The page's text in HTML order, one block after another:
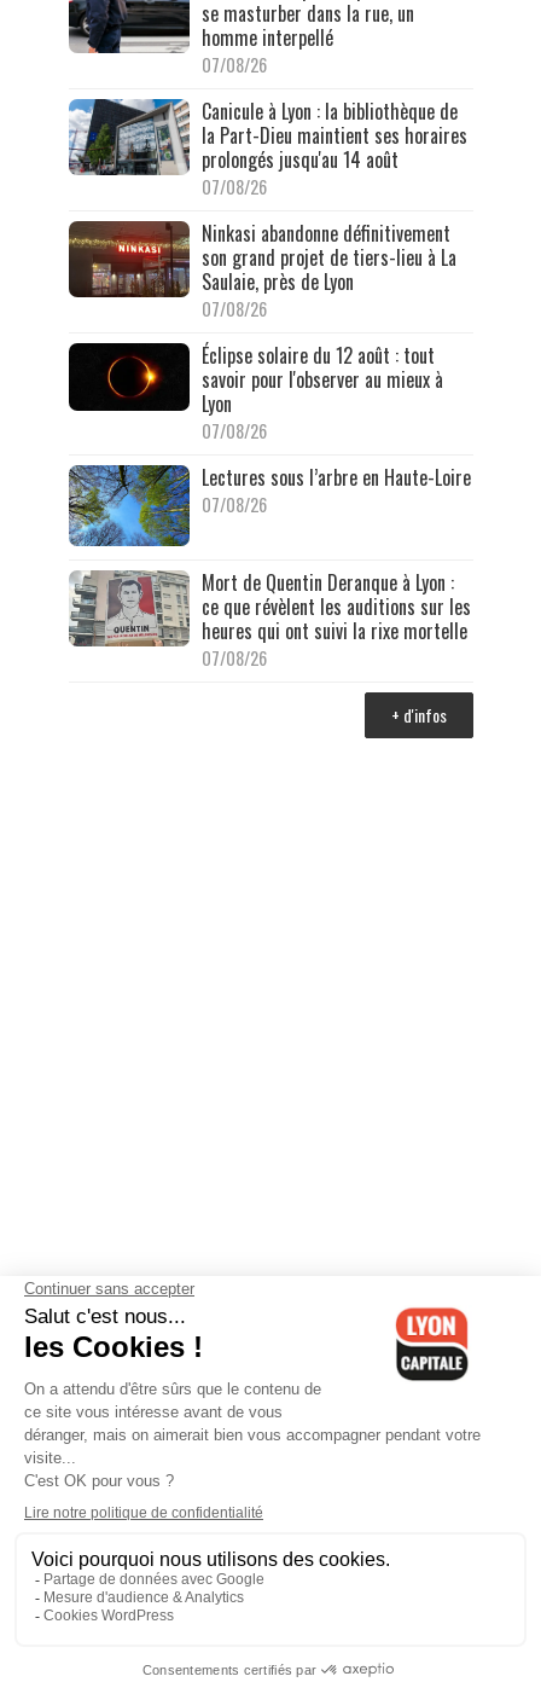
se masturber dans la rue, un
homme interpellé
07/08/26
Canicule à Lyon : la bibliothèque de
la Part-Dieu maintient ses horaires
prolongés jusqu'au 14 août
07/08/26
Ninkasi abandonne définitivement
son grand projet de tiers-lieu à La
Saulaie, près de Lyon
07/08/26
Éclipse solaire du 12 août : tout
savoir pour l'observer au mieux à
Lyon
07/08/26
Lectures sous l’arbre en Haute-Loire
07/08/26
Mort de Quentin Deranque à Lyon :
ce que révèlent les auditions sur les
heures qui ont suivi la rixe mortelle
07/08/26
+ d'infos
Contactez-nous-Mentions légales-CGV-Politique de
confidentialité-Gestion des cookies